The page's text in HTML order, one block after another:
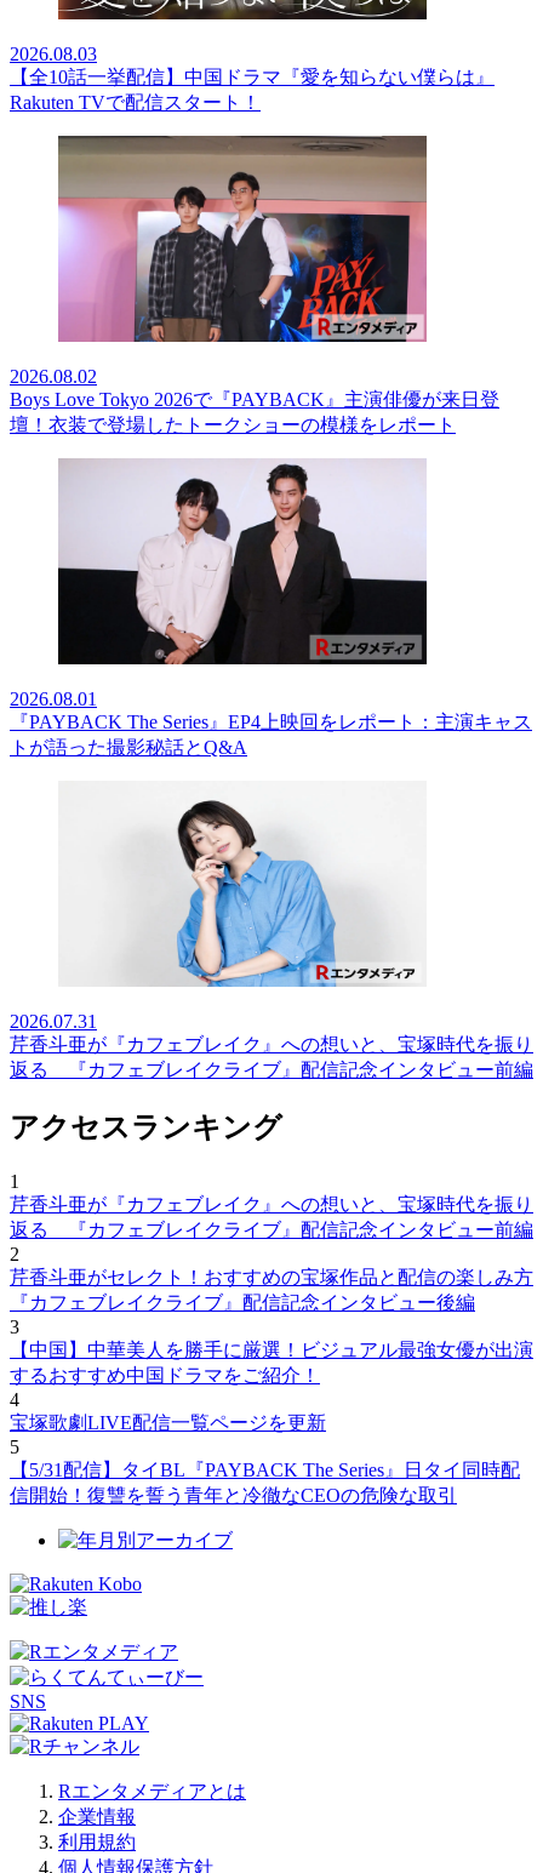
2026.08.03
【全10話一挙配信】中国ドラマ『愛を知らない僕らは』
Rakuten TVで配信スタート！
2026.08.02
Boys Love Tokyo 2026で『PAYBACK』主演俳優が来日登
壇！衣装で登場したトークショーの模様をレポート
2026.08.01
『PAYBACK The Series』EP4上映回をレポート：主演キャス
トが語った撮影秘話とQ&A
2026.07.31
芹香斗亜が『カフェブレイク』への想いと、宝塚時代を振り
返る 『カフェブレイクライブ』配信記念インタビュー前編
アクセスランキング
1
芹香斗亜が『カフェブレイク』への想いと、宝塚時代を振り
返る 『カフェブレイクライブ』配信記念インタビュー前編
2
芹香斗亜がセレクト！おすすめの宝塚作品と配信の楽しみ方
『カフェブレイクライブ』配信記念インタビュー後編
3
【中国】中華美人を勝手に厳選！ビジュアル最強女優が出演
するおすすめ中国ドラマをご紹介！
4
宝塚歌劇LIVE配信一覧ページを更新
5
【5/31配信】タイBL『PAYBACK The Series』日タイ同時配
信開始！復讐を誓う青年と冷徹なCEOの危険な取引
SNS
Rエンタメディアとは
企業情報
利用規約
個人情報保護方針